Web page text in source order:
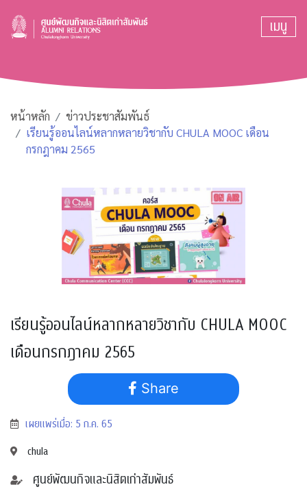
เมนู
หน้าหลัก
ข่าวประชาสัมพันธ์
เรียนรู้ออนไลน์หลากหลายวิชากับ CHULA MOOC เดือน
กรกฎาคม 2565
เรียนรู้ออนไลน์หลากหลายวิชากับ CHULA MOOC
เดือนกรกฎาคม 2565
Share
เผยแพร่เมื่อ: 5 ก.ค. 65
chula
ศูนย์พัฒนกิจและนิสิตเก่าสัมพันธ์